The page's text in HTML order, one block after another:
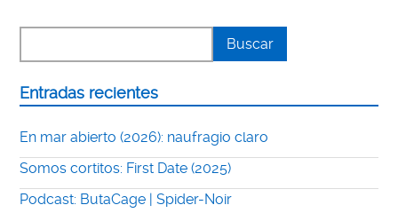
Entradas recientes
En mar abierto (2026): naufragio claro
Somos cortitos: First Date (2025)
Podcast: ButaCage | Spider-Noir